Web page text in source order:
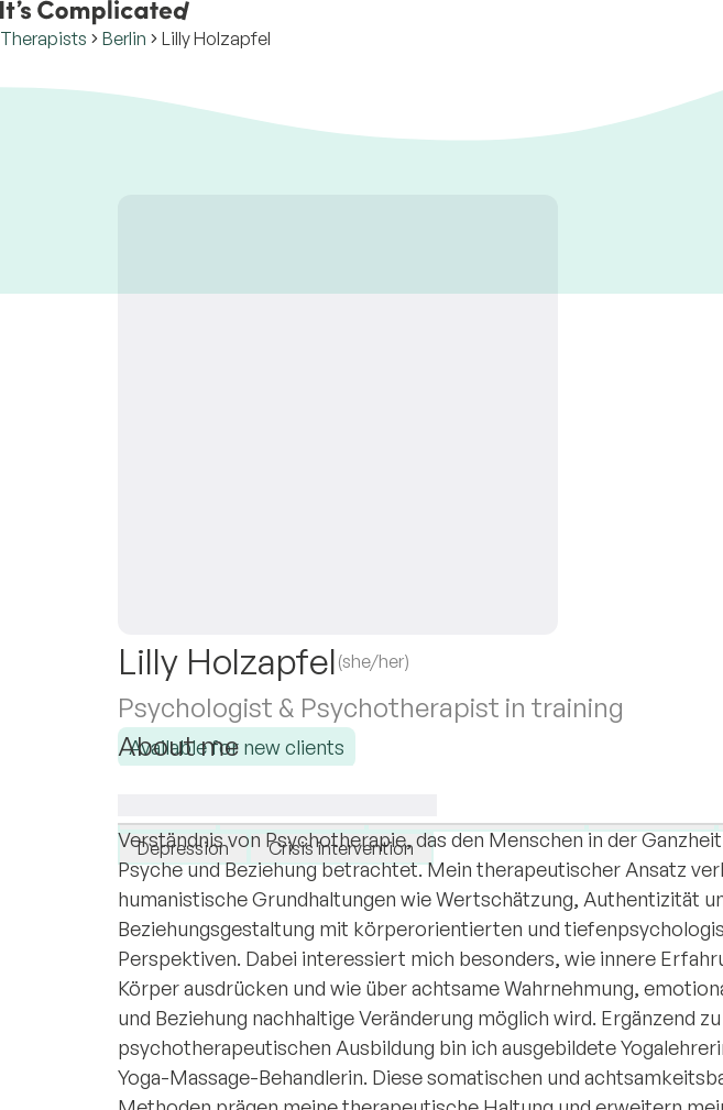
Therapists Berlin Lilly Holzapfel
Lilly Holzapfel (she/her)
Psychologist & Psychotherapist in training
Available for new clients
Depression
Crisis intervention
About me
Verständnis von Psychotherapie, das den Menschen in der
Psyche und Beziehung betrachtet. Mein therapeutischer Ansatz
humanistische Grundhaltungen wie Wertschätzung, Authentizität
Beziehungsgestaltung mit körperorientierten und
Perspektiven. Dabei interessiert mich besonders, wie innere
Körper ausdrücken und wie über achtsame Wahrnehmung,
und Beziehung nachhaltige Veränderung möglich wird. Ergänzend
psychotherapeutischen Ausbildung bin ich ausgebildete
Yoga-Massage-Behandlerin. Diese somatischen und